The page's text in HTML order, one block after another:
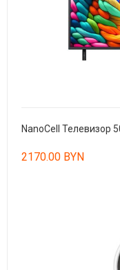
NanoCell Телевизор
2170.00 BYN